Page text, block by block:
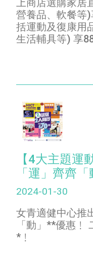
上商店選購家居
營養品、軟餐等
括運動及復康用
生活輔具等) 享
【4大主題運
「運」齊齊
2024-01-30
女青適健中心推
「動」**優惠﹗
*﹗